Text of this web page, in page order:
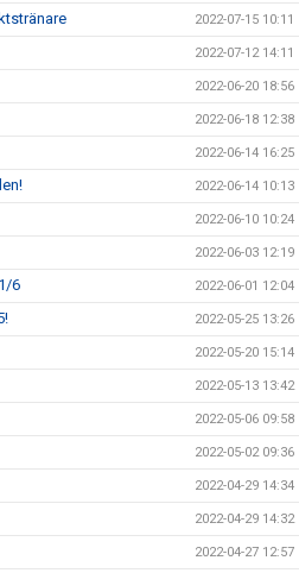
2022-07-15 10:11
2022-07-12 14:11
2022-06-20 18:56
2022-06-18 12:38
2022-06-14 16:25
2022-06-14 10:13
2022-06-10 10:24
2022-06-03 12:19
6 2022-06-01 12:04
2022-05-25 13:26
2022-05-20 15:14
2022-05-13 13:42
2022-05-06 09:58
2022-05-02 09:36
2022-04-29 14:34
2022-04-29 14:32
2022-04-27 12:57